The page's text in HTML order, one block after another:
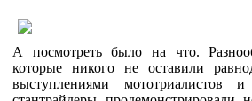
А посмотреть было на что.
которые никого не оставили
выступлениями мототриалистов